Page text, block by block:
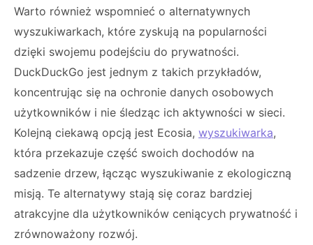
Warto również wspomnieć o alternatywnych
wyszukiwarkach, które zyskują na popularności
dzięki swojemu podejściu do prywatności.
DuckDuckGo jest jednym z takich przykładów,
koncentrując się na ochronie danych osobowych
użytkowników i nie śledząc ich aktywności w sieci.
Kolejną ciekawą opcją jest Ecosia, wyszukiwarka,
która przekazuje część swoich dochodów na
sadzenie drzew, łącząc wyszukiwanie z ekologiczną
misją. Te alternatywy stają się coraz bardziej
atrakcyjne dla użytkowników ceniących prywatność i
zrównoważony rozwój.